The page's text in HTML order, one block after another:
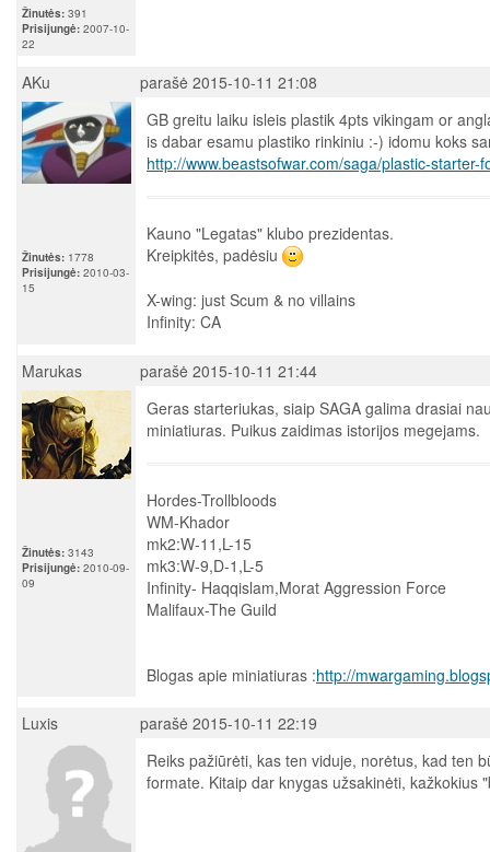
Žinutės: 391
Prisijungė: 2007-10-
22
AKu parašė 2015-10-11 21:08
Žinutės: 1778
Prisijungė: 2010-03-
15
GB greitu laiku isleis plastik 4pts vikingam or
is dabar esamu plastiko rinkiniu :-) idomu koks
http://www.beastsofwar.com/saga/plastic-starter-
Kauno "Legatas" klubo prezidentas.
Kreipkitės, padėsiu
X-wing: just Scum & no villains
Infinity: CA
Marukas parašė 2015-10-11 21:44
Žinutės: 3143
Prisijungė: 2010-09-
09
Geras starteriukas, siaip SAGA galima drasiai
miniatiuras. Puikus zaidimas istorijos megejams.
Hordes-Trollbloods
WM-Khador
mk2:W-11,L-15
mk3:W-9,D-1,L-5
Infinity- Haqqislam,Morat Aggression Force
Malifaux-The Guild
Blogas apie miniatiuras :http://
Luxis parašė 2015-10-11 22:19
Reiks pažiūrėti, kas ten viduje, norėtus, kad ten
formate. Kitaip dar knygas užsakinėti, kažkokius